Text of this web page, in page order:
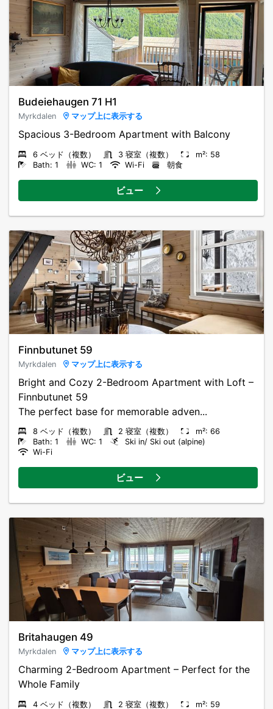
Budeiehaugen 71 H1
Myrkdalen マップ上に表示する
6 ベッド（複数） 3 寝室（複数）
m²: 58
Bath: 1
WC: 1 Wi-Fi 朝食
ビュー
Finnbutunet 59
Myrkdalen マップ上に表示する
Bright and Cozy 2-Bedroom Apartment with Loft –
Finnbutunet 59
The perfect base for memorable adven...
8 ベッド（複数） 2 寝室（複数）
m²: 66
Bath: 1
WC: 1
Ski in/ Ski out (alpine)
Wi-Fi
ビュー
Britahaugen 49
Myrkdalen マップ上に表示する
Charming 2-Bedroom Apartment – Perfect for the
Whole Family
4 ベッド（複数） 2 寝室（複数） m²: 59